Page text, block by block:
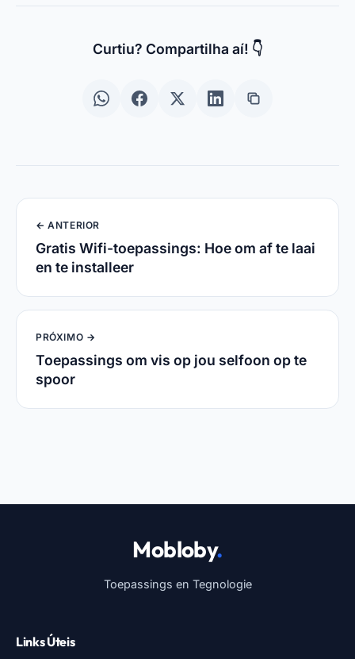
Curtiu? Compartilha aí! 👇
← ANTERIOR
Gratis Wifi-toepassings: Hoe om af te laai
en te installeer
PRÓXIMO →
Toepassings om vis op jou selfoon op te
spoor
Mobloby.
Toepassings en Tegnologie
Links Úteis